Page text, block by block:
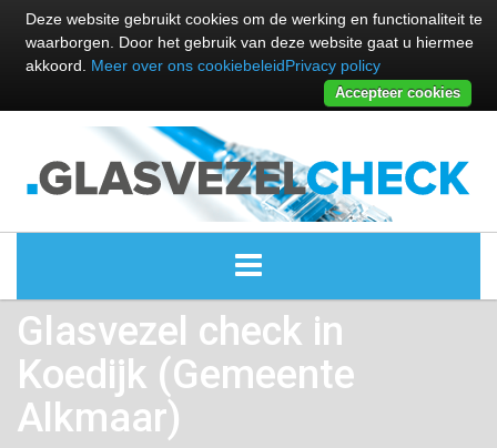
ALLE GLASVEZEL PROVIDERS
GLASVEZEL PROVIDERS
KABEL INTERNET PROVIDERS
Glasvezel check in
Koedijk (Gemeente
Alkmaar)
Deze website gebruikt cookies om de werking en functionaliteit te
waarborgen. Door het gebruik van deze website gaat u hiermee
akkoord. Meer over ons cookiebeleidPrivacy policy
Accepteer cookies